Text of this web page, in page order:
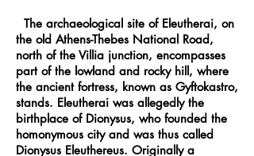
The archaeological site of Eleutherai, on
the old Athens-Thebes National Road,
north of the Villia junction, encompasses
part of the lowland and rocky hill, where
the ancient fortress, known as Gyftokastro,
stands. Eleutherai was allegedly the
birthplace of Dionysus, who founded the
homonymous city and was thus called
Dionysus Eleuthereus. Originally a